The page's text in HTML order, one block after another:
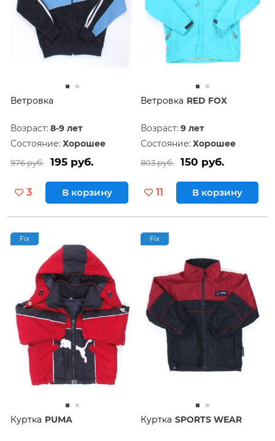
Ветровка
Возраст: 8-9 лет
Состояние: Хорошее
976 руб. 195 руб.
3 В корзину
Ветровка RED FOX
Возраст: 9 лет
Состояние: Хорошее
803 руб. 150 руб.
11 В корзину
Fix
Куртка PUMA
Fix
Куртка SPORTS WEAR